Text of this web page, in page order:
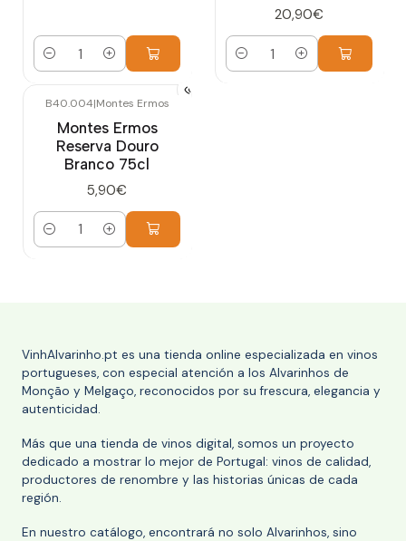
Cantidad
20,90€
Cantidad
B40.004|Montes Ermos
Montes Ermos
Reserva Douro
Branco 75cl
5,90€
Cantidad
VinhAlvarinho.pt es una tienda online especializada en vinos
portugueses, con especial atención a los Alvarinhos de
Monção y Melgaço, reconocidos por su frescura, elegancia y
autenticidad.
Más que una tienda de vinos digital, somos un proyecto
dedicado a mostrar lo mejor de Portugal: vinos de calidad,
productores de renombre y las historias únicas de cada
región.
En nuestro catálogo, encontrará no solo Alvarinhos, sino